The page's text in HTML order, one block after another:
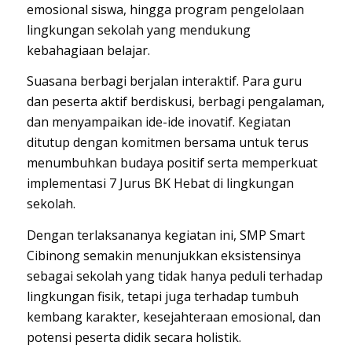
emosional siswa, hingga program pengelolaan
lingkungan sekolah yang mendukung
kebahagiaan belajar.
Suasana berbagi berjalan interaktif. Para guru
dan peserta aktif berdiskusi, berbagi pengalaman,
dan menyampaikan ide-ide inovatif. Kegiatan
ditutup dengan komitmen bersama untuk terus
menumbuhkan budaya positif serta memperkuat
implementasi 7 Jurus BK Hebat di lingkungan
sekolah.
Dengan terlaksananya kegiatan ini, SMP Smart
Cibinong semakin menunjukkan eksistensinya
sebagai sekolah yang tidak hanya peduli terhadap
lingkungan fisik, tetapi juga terhadap tumbuh
kembang karakter, kesejahteraan emosional, dan
potensi peserta didik secara holistik.